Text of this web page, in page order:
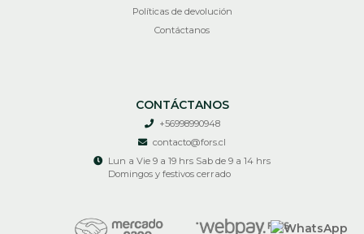
Políticas de devolución
Contáctanos
CONTÁCTANOS
+56998990948
contacto@fors.cl
Lun a Vie 9 a 19 hrs Sab de 9 a 14 hrs
Domingos y festivos cerrado